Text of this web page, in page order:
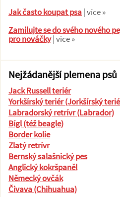
Jak často koupat psa| více »
Zamilujte se do svého nového
pro nováčky| více »
Nejžádanější plemena psů
Jack Russell teriér
Yorkšírský teriér (Jorkšírský
Labradorský retrívr (Labrador)
Bígl (též beagle)
Border kolie
Zlatý retrívr
Bernský salašnický pes
Anglický kokršpaněl
Německý ovčák
Čivava (Chihuahua)